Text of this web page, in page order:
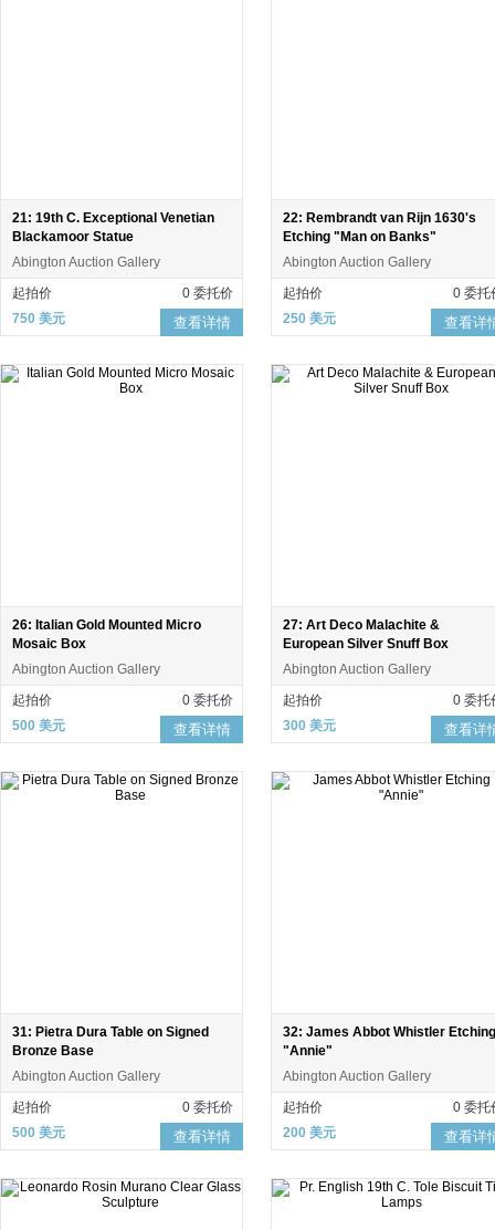
21: 19th C. Exceptional Venetian
Blackamoor Statue
Abington Auction Gallery
起拍价
0 委托价
750 美元
查看详情
22: Rembrandt van Rijn 1630's
Etching "Man on Banks"
Abington Auction Gallery
起拍价
0 委托
250 美元
查看详
26: Italian Gold Mounted Micro
Mosaic Box
Abington Auction Gallery
起拍价
0 委托价
500 美元
查看详情
27: Art Deco Malachite &
European Silver Snuff Box
Abington Auction Gallery
起拍价
0 委托
300 美元
查看详
31: Pietra Dura Table on Signed
Bronze Base
Abington Auction Gallery
起拍价
0 委托价
500 美元
查看详情
32: James Abbot Whistler Etching
"Annie"
Abington Auction Gallery
起拍价
0 委托
200 美元
查看详